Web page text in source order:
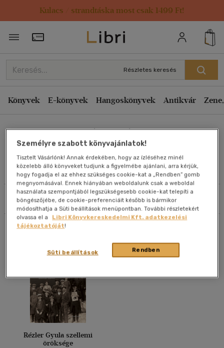
Kulacs / strandtáska most csak 1499 Ft!
Törzsvásárlói Kártya adatai
Részletes keresés
Könyvek E-könyvek Hangoskönyvek Antikvár
Tóth Pál Péter (szerk.)
Művei
Szűrés Rendezés
Rendezés
Kiadás éve szerint csökkenő
Ár szerint csökkenő
Eladott darabszám szerint csökkenő
Eladott darabszám szerint növekvő
Cím szerint A-Z
Szerző szerint A-Z
Megjelenítés
20 db / oldal
Alkalmaz
Rézler Gyula szellemi
öröksége
Személyre szabott könyvajánlatok!
Tisztelt Vásárlónk! Annak érdekében, hogy az ízléséhez minél
közelebb álló könyveket tudjunk a figyelmébe ajánlani, arra kérjük,
hogy fogadja el az ehhez szükséges cookie-kat a „Rendben” gomb
megnyomásával. Ennek hiányában weboldalunk csak a weboldal
használata szempontjából legszükségesebb cookie-kat telepíti a
böngészőjébe, de cookie-preferenciáit később is bármikor
módosíthatja a Süti beállítások menüpontban. További részletekért
olvassa el a
Libri Könyvkereskedelmi Kft. adatkezelési
tájékoztatóját!
Rendben
Süti beállítások